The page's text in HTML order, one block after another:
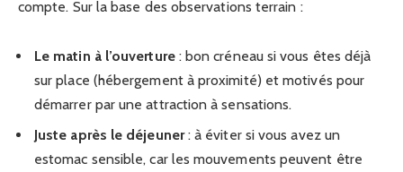
compte. Sur la base des observations terrain :
Le matin à l’ouverture: bon créneau si vous êtes déjà
sur place (hébergement à proximité) et motivés pour
démarrer par une attraction à sensations.
Juste après le déjeuner: à éviter si vous avez un
estomac sensible, car les mouvements peuvent être